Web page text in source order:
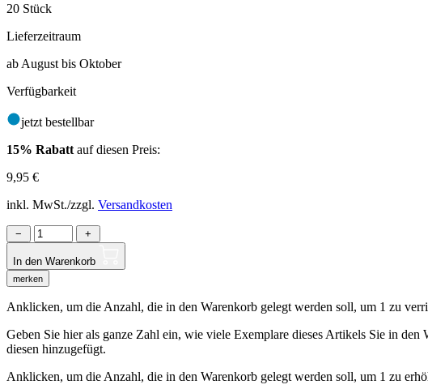
20 Stück
Lieferzeitraum
ab August bis Oktober
Verfügbarkeit
jetzt bestellbar
15% Rabatt auf diesen Preis:
9,95 €
inkl. MwSt./zzgl. Versandkosten
− +
In den Warenkorb
merken
Anklicken, um die Anzahl, die in den Warenkorb gelegt werden soll, um 1 zu
Geben Sie hier als ganze Zahl ein, wie viele Exemplare dieses Artikels Sie in
diesen hinzugefügt.
Anklicken, um die Anzahl, die in den Warenkorb gelegt werden soll, um 1 zu